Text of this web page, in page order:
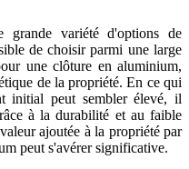
grande variété d'options de
de choisir parmi une large
une clôture en aluminium,
de la propriété. En ce qui
initial peut sembler élevé, il
à la durabilité et au faible
ajoutée à la propriété par
peut s'avérer significative.